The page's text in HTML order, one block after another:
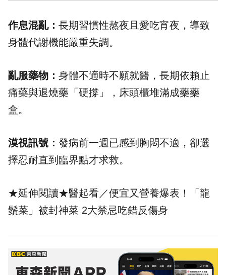
作息混亂： 長期習慣性熬夜且愛吃宵夜，導致
身體代謝機能嚴重失調。
亂服藥物： 身體不適時不願就醫，長期依賴止
痛藥與退燒藥「硬撐」，床頭櫃堆滿成藥藥
盒。
漠視訊號： 發病前一週已感到胸悶不適，卻選
擇忍耐直到臨界點才求救。
★延伸閱讀★醫起看／便宜又營養爆表！「龍
鬚菜」被封神菜 2大禁忌吃錯反傷身